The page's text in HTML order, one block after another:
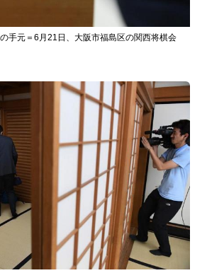
手元＝6月21日、大阪市福島区の関西将棋会